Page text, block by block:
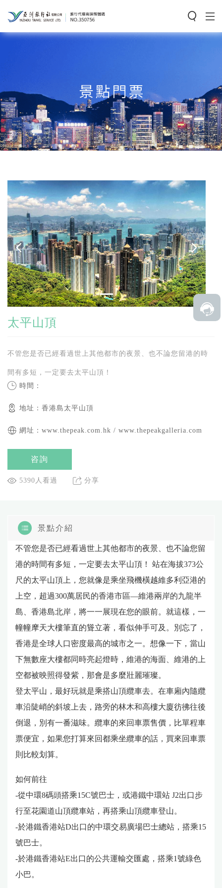
太平山頂
不管您是否已經看過世上其他都市的夜景、也不論您留港的時
間有多短，一定要去太平山頂！
時間：
地址：香港島太平山頂
網址：www.thepeak.com.hk / www.thepeakgalleria.com
咨詢
5390人看過 分享
景點介紹
不管您是否已經看過世上其他都市的夜景、也不論您留
港的時間有多短，一定要去太平山頂！ 站在海拔373公
尺的太平山頂上，您就像是乘坐飛機橫越維多利亞港的
上空，超過300萬居民的香港市區—維港兩岸的九龍半
島、香港島北岸，將一一展現在您的眼前。就這樣，一
幢幢摩天大樓筆直的聳立著，看似伸手可及。別忘了，
香港是全球人口密度最高的城市之一。想像一下，當山
下無數座大樓都同時亮起燈時，維港的海面、維港的上
空都被映照得發紫，那會是多麼壯麗璀璨。
登太平山，最好玩就是乘搭山頂纜車去。在車廂內隨纜
車沿陡峭的斜坡上去，路旁的林木和高樓大廈彷彿往後
倒退，別有一番滋味。纜車的來回車票售價，比單程車
票便宜，如果您打算來回都乘坐纜車的話，買來回車票
則比較划算。
如何前往
-從中環8碼頭搭乘15C號巴士，或港鐵中環站 J2出口步
行至花園道山頂纜車站，再搭乘山頂纜車登山。
-於港鐵香港站D出口的中環交易廣場巴士總站，搭乘15
號巴士。
-於港鐵香港站E出口的公共運輸交匯處，搭乘1號綠色
小巴。